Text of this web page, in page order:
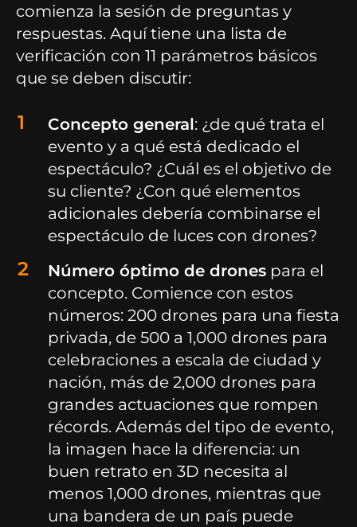
comienza la sesión de preguntas y
respuestas. Aquí tiene una lista de
verificación con 11 parámetros básicos
que se deben discutir:
Concepto general: ¿de qué trata el
evento y a qué está dedicado el
espectáculo? ¿Cuál es el objetivo de
su cliente? ¿Con qué elementos
adicionales debería combinarse el
espectáculo de luces con drones?
Número óptimo de drones para el
concepto. Comience con estos
números: 200 drones para una fiesta
privada, de 500 a 1,000 drones para
celebraciones a escala de ciudad y
nación, más de 2,000 drones para
grandes actuaciones que rompen
récords. Además del tipo de evento,
la imagen hace la diferencia: un
buen retrato en 3D necesita al
menos 1,000 drones, mientras que
una bandera de un país puede